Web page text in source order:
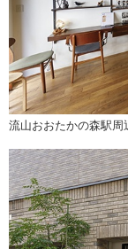
流山おおたかの森駅周